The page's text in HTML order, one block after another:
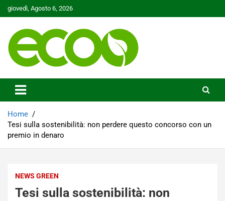
Skip
to
giovedì, Agosto 6, 2026
Ecoo.it
Home
Tesi sulla sostenibilità: non perdere questo concorso con un
premio in denaro
NEWS GREEN
Tesi sulla sostenibilità: non